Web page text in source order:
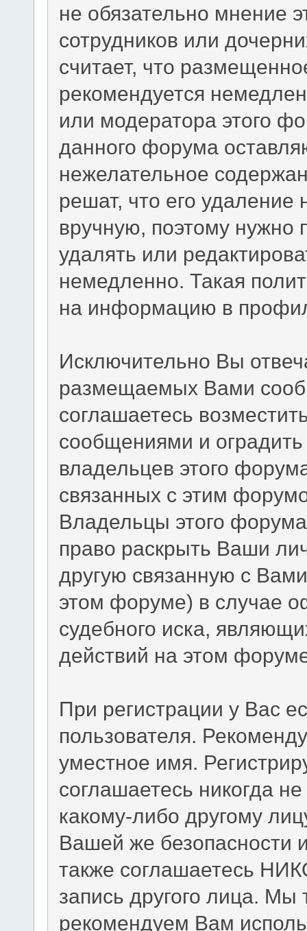
не обязательно мнение
сотрудников или
считает, что
рекомендуется
или модератора этого
данного форума
нежелательное
решат, что его
вручную, поэтому нужно
удалять или
немедленно. Такая
на информацию в
Исключительно Вы
размещаемых Вами
соглашаетесь
сообщениями и оградить
владельцев этого
связанных с этим
Владельцы этого
право раскрыть Ваши
другую связанную с
этом форуме) в случае
судебного иска,
действий на этом
При регистрации у Вас
пользователя.
уместное имя.
соглашаетесь никогда
какому-либо другому
Вашей же безопасности
также соглашаетесь
запись другого лица.
рекомендуем Вам